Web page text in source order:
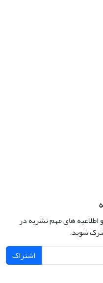
اطلاعیه های مهم نشریه در
شوید.
اشتراک